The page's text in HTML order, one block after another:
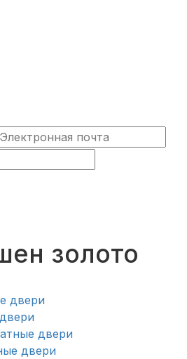
золото
двери
двери
двери